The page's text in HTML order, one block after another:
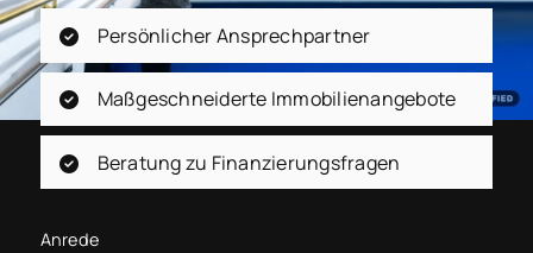
Persönlicher Ansprechpartner
Maßgeschneiderte Immobilienangebote
Beratung zu Finanzierungsfragen
Anrede